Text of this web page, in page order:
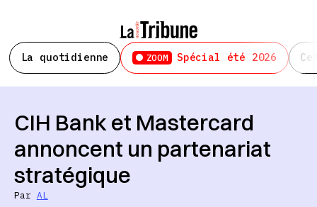
La quotidienne ZOOM Spécial été 2026
CIH Bank et Mastercard
annoncent un partenariat
stratégique
Par AL